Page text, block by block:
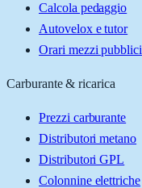
Calcola pedaggio
Autovelox e tutor
Orari mezzi pubblici
Carburante & ricarica
Prezzi carburante
Distributori metano
Distributori GPL
Colonnine elettriche